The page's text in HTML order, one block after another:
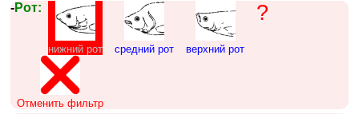
-Рот:
нижний рот средний рот верхний рот
?
Отменить фильтр